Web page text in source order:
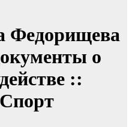
Федорищева
о
::